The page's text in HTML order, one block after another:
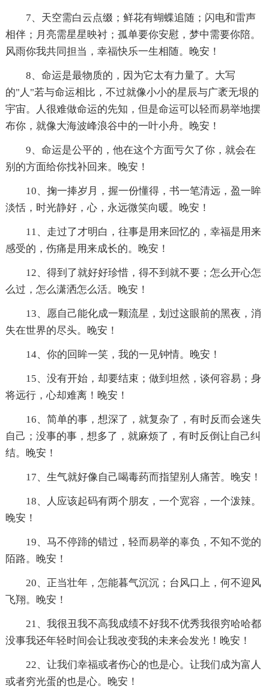
7、天空需白云点缀；鲜花有蝴蝶追随；闪电和雷声
相伴；月亮需星星映衬；孤单要你安慰，梦中需要你陪。
风雨你我共同担当，幸福快乐一生相随。晚安！
8、命运是最物质的，因为它太有力量了。大写
的"人"若与命运相比，不过就像小小的星辰与广袤无垠的
宇宙。人很难做命运的先知，但是命运可以轻而易举地摆
布你，就像大海波峰浪谷中的一叶小舟。晚安！
9、命运是公平的，他在这个方面亏欠了你，就会在
别的方面给你找补回来。晚安！
10、掬一捧岁月，握一份懂得，书一笔清远，盈一眸
淡恬，时光静好，心，永远微笑向暖。晚安！
11、走过了才明白，往事是用来回忆的，幸福是用来
感受的，伤痛是用来成长的。晚安！
12、得到了就好好珍惜，得不到就不要；怎么开心怎
么过，怎么潇洒怎么活。晚安！
13、愿自己能化成一颗流星，划过这眼前的黑夜，消
失在世界的尽头。晚安！
14、你的回眸一笑，我的一见钟情。晚安！
15、没有开始，却要结束；做到坦然，谈何容易；身
将远行，心却难离！晚安！
16、简单的事，想深了，就复杂了，有时反而会迷失
自己；没事的事，想多了，就麻烦了，有时反倒让自己纠
结。晚安！
17、生气就好像自己喝毒药而指望别人痛苦。晚安！
18、人应该起码有两个朋友，一个宽容，一个泼辣。
晚安！
19、马不停蹄的错过，轻而易举的辜负，不知不觉的
陌路。晚安！
20、正当壮年，怎能暮气沉沉；台风口上，何不迎风
飞翔。晚安！
21、我很丑我不高我成绩不好我不优秀我很穷哈哈都
没事我还年轻时间会让我改变我的未来会发光！晚安！
22、让我们幸福或者伤心的也是心。让我们成为富人
或者穷光蛋的也是心。晚安！